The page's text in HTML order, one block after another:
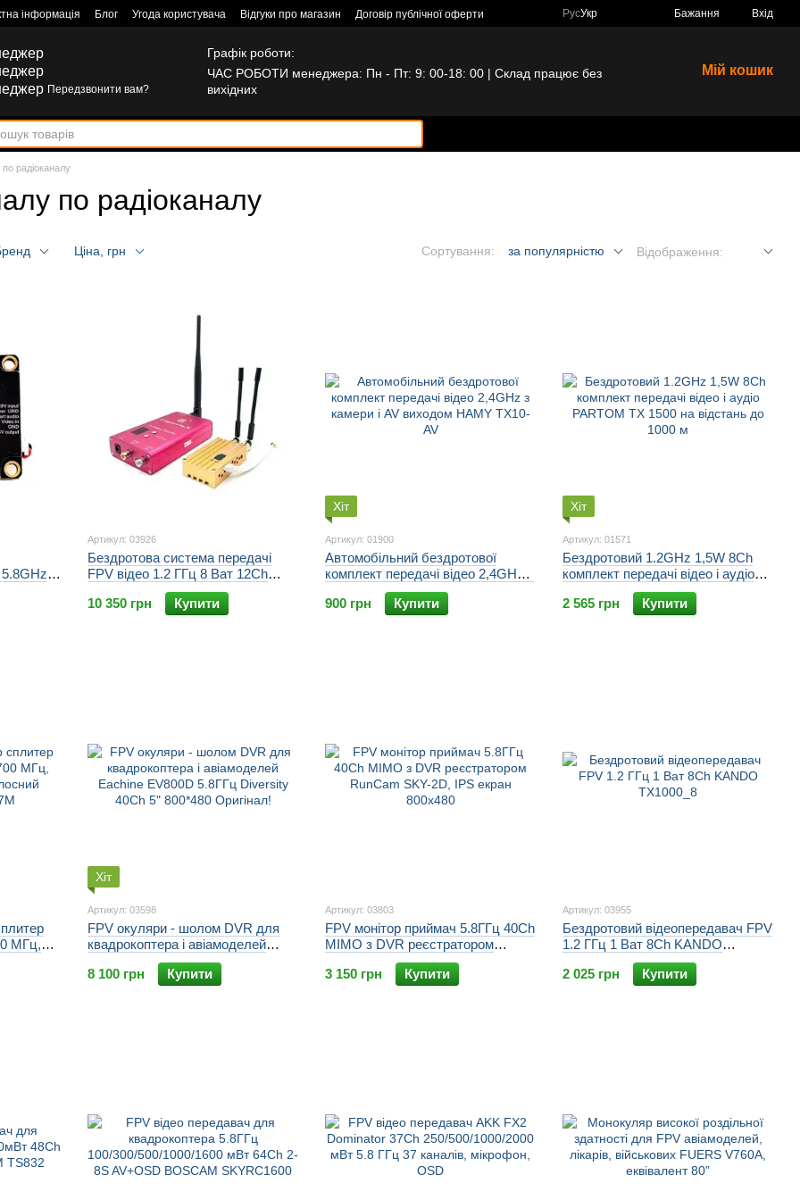
інформація Блог Угода користувача Відгуки про магазин Договір публічної оферти РусУкр Бажання Вхід
Передзвонити вам?
Графік роботи:
ЧАС РОБОТИ менеджера: Пн - Пт: 9: 00-18: 00 | Склад працює без
вихідних
Мій кошик
радіоканалу
по радіоканалу
Ціна, грн Сортування: за популярністю Відображення:
AV,
Артикул: 03926
Бездротова система передачі
FPV відео 1.2 ГГц 8 Ват 12Ch
KANDO 8W_12
10 350 грн
Купити
Хіт
Артикул: 01900
Автомобільний бездротової
комплект передачі відео 2,4GHz з
камери і AV виходом HAMY TX10-
AV
900 грн Купити
Хіт
Артикул: 01571
Бездротовий 1.2GHz 1,5W 8Ch
комплект передачі відео і аудіо
PARTOM TX 1500 на відстань до
1000 м
2 565 грн Купити
МГц,
Хіт
Артикул: 03598
FPV окуляри - шолом DVR для
квадрокоптера і авіамоделей
Eachine EV800D 5.8ГГц Diversity
40Ch 5" 800*480 Оригінал!
8 100 грн Купити
Артикул: 03803
FPV монітор приймач 5.8ГГц 40Ch
MIMO з DVR реєстратором
RunCam SKY-2D, IPS екран
800х480
3 150 грн Купити
Артикул: 03955
Бездротовий відеопередавач FPV
1.2 ГГц 1 Ват 8Ch KANDO
2 025 грн
Купити